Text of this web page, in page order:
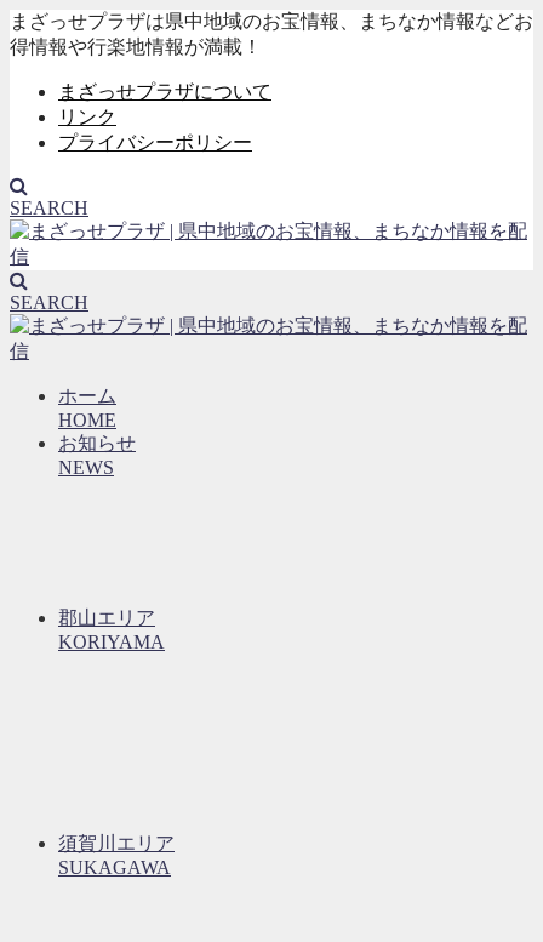
まざっせプラザは県中地域のお宝情報、まちなか情報などお
得情報や行楽地情報が満載！
まざっせプラザについて
リンク
プライバシーポリシー
SEARCH
SEARCH
ホーム
HOME
お知らせ
NEWS
郡山エリア
KORIYAMA
須賀川エリア
SUKAGAWA